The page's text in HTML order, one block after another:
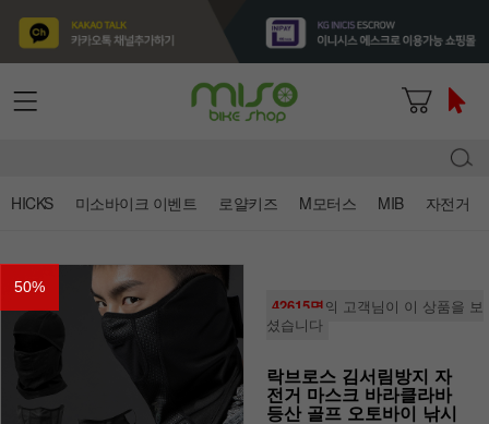
HICKS 미소바이크 이벤트 로얄키즈 M모터스 MIB 자전거
50%
42615명의 고객님이 이 상품을 보
셨습니다
락브로스 김서림방지 자
전거 마스크 바라클라바
등산 골프 오토바이 낚시